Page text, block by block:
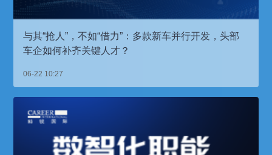
与其“抢人”，不如“借力”：多款新车并行开发，头部
车企如何补齐关键人才？
06-22 10:27